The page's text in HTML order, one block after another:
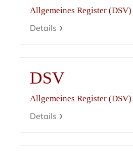
Allgemeines Register (DSV)
Details
DSV
Allgemeines Register (DSV)
Details